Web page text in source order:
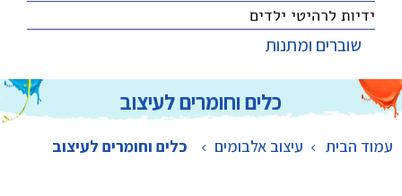
ידיות לרהיטי ילדים
שוברים ומתנות
כלים וחומרים לעיצוב
עמוד הבית עיצוב אלבומים > כלים וחומרים לעיצוב